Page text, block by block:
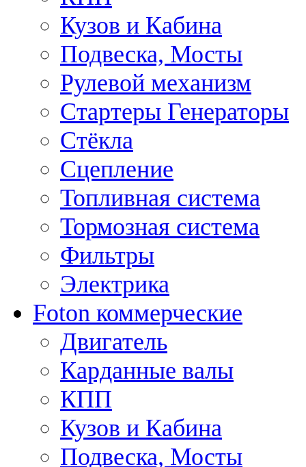
Кузов и Кабина
Подвеска, Мосты
Рулевой механизм
Стартеры Генераторы
Стёкла
Сцепление
Топливная система
Тормозная система
Фильтры
Электрика
Foton коммерческие
Двигатель
Карданные валы
КПП
Кузов и Кабина
Подвеска, Мосты